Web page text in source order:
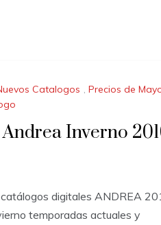
Catalogos , Precios de
Inverno
digitales ANDREA
temporadas actuales y